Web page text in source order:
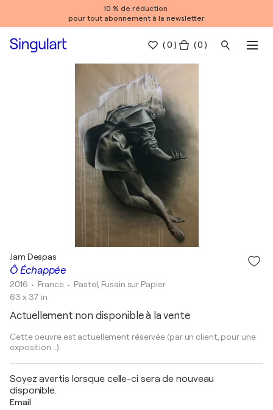
10 % de réduction
pour tout abonnement à la newsletter
(0 ) ( 0 )
Ô Échappée
Jam Despas
2016 • France • Pastel, Fusain sur Papier
63 x 37 in
Actuellement non disponible à la vente
Cette oeuvre est actuellement réservée (par un client, pour une
exposition...).
Soyez avertis lorsque celle-ci sera de nouveau
disponible.
Email